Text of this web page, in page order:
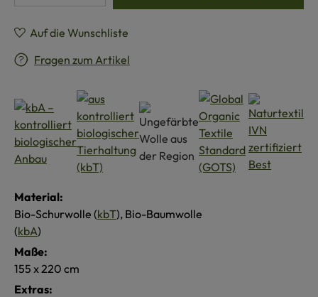
Auf die Wunschliste
Fragen zum Artikel
Material:
Bio-Schurwolle (kbT), Bio-Baumwolle
(kbA)
Maße:
155 x 220 cm
Extras: